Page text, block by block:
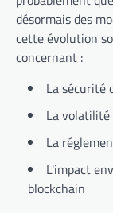
désormais des
cette évolution
concernant :
La sécurité
La volatilité
La
L'impact
blockchain